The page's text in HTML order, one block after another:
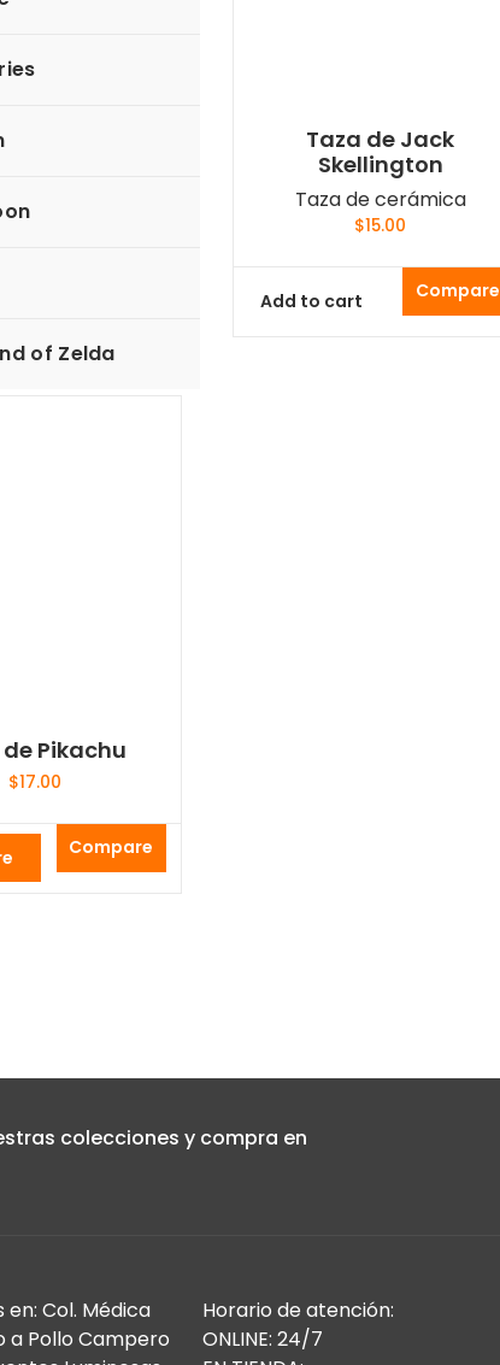
of Zelda
bloque de
de cerámica
$13.00
Taza de Jack
Skellington
Taza de cerámica
$15.00
Add to cart Compare
Pikachu
$17.00
Compare
colecciones y compra en
en: Col. Médica
a Pollo Campero
Horario de atención:
ONLINE: 24/7